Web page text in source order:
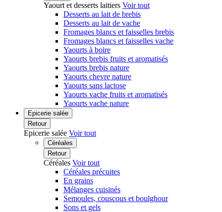
Yaourt et desserts laitiers Voir tout
Desserts au lait de brebis
Desserts au lait de vache
Fromages blancs et faisselles brebis
Fromages blancs et faisselles vache
Yaourts à boire
Yaourts brebis fruits et aromatisés
Yaourts brebis nature
Yaourts chevre nature
Yaourts sans lactose
Yaourts vache fruits et aromatisés
Yaourts vache nature
Epicerie salée
Retour
Epicerie salée Voir tout
Céréales
Retour
Céréales Voir tout
Céréales précuites
En grains
Mélanges cuisinés
Semoules, couscous et boulghour
Sons et gels